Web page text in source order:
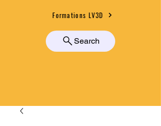
Formations LV3D
Search